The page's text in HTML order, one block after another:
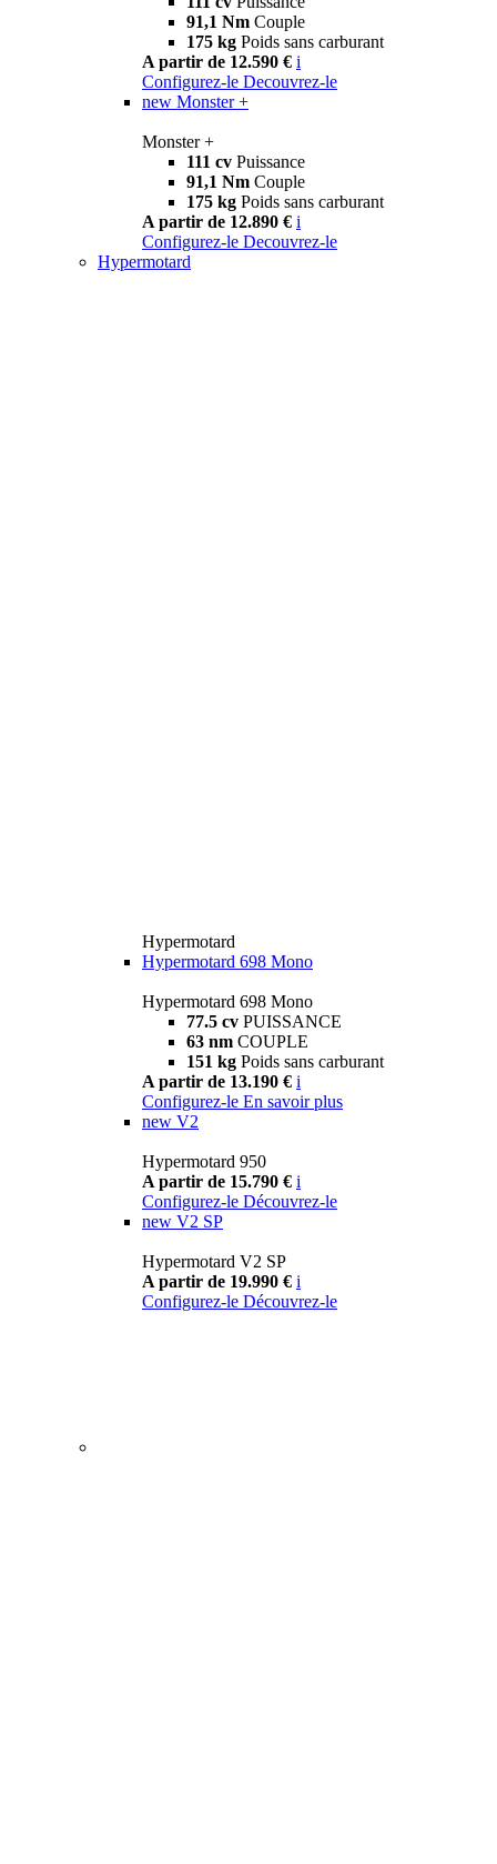
91,1 Nm Couple
175 kg Poids sans carburant
A partir de 12.590 € i
Configurez-le Decouvrez-le
new Monster +
Monster +
111 cv Puissance
91,1 Nm Couple
175 kg Poids sans carburant
A partir de 12.890 € i
Configurez-le Decouvrez-le
Hypermotard
Hypermotard
Hypermotard 698 Mono
Hypermotard 698 Mono
77.5 cv PUISSANCE
63 nm COUPLE
151 kg Poids sans carburant
A partir de 13.190 € i
Configurez-le En savoir plus
new V2
Hypermotard 950
A partir de 15.790 € i
Configurez-le Découvrez-le
new V2 SP
Hypermotard V2 SP
A partir de 19.990 € i
Configurez-le Découvrez-le